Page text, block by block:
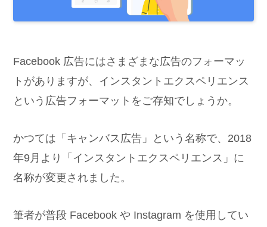
Facebook 広告にはさまざまな広告のフォーマッ
トがありますが、インスタントエクスペリエンス
という広告フォーマットをご存知でしょうか。
かつては「キャンバス広告」という名称で、2018
年9月より「インスタントエクスペリエンス」に
名称が変更されました。
筆者が普段 Facebook や Instagram を使用してい